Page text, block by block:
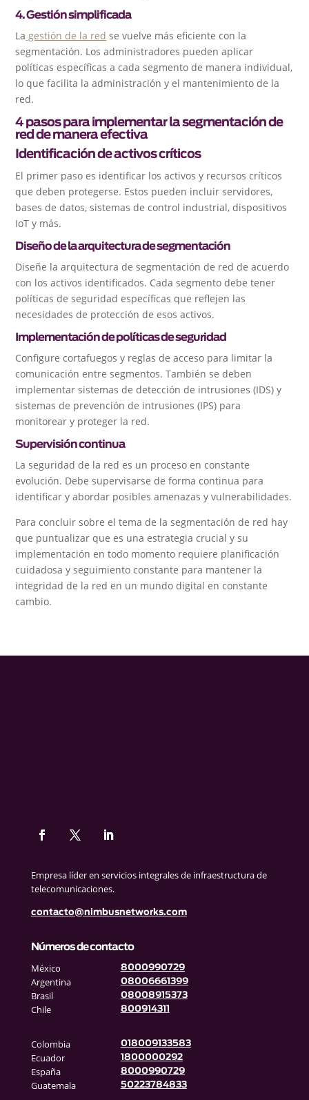
4. Gestión simplificada
La gestión de la red se vuelve más eficiente con la
segmentación. Los administradores pueden aplicar
políticas específicas a cada segmento de manera individual,
lo que facilita la administración y el mantenimiento de la
red.
4 pasos para implementar la segmentación de
red de manera efectiva
Identificación de activos críticos
El primer paso es identificar los activos y recursos críticos
que deben protegerse. Estos pueden incluir servidores,
bases de datos, sistemas de control industrial, dispositivos
IoT y más.
Diseño de la arquitectura de segmentación
Diseñe la arquitectura de segmentación de red de acuerdo
con los activos identificados. Cada segmento debe tener
políticas de seguridad específicas que reflejen las
necesidades de protección de esos activos.
Implementación de políticas de seguridad
Configure cortafuegos y reglas de acceso para limitar la
comunicación entre segmentos. También se deben
implementar sistemas de detección de intrusiones (IDS) y
sistemas de prevención de intrusiones (IPS) para
monitorear y proteger la red.
Supervisión continua
La seguridad de la red es un proceso en constante
evolución. Debe supervisarse de forma continua para
identificar y abordar posibles amenazas y vulnerabilidades.
Para concluir sobre el tema de la segmentación de red hay
que puntualizar que es una estrategia crucial y su
implementación en todo momento requiere planificación
cuidadosa y seguimiento constante para mantener la
integridad de la red en un mundo digital en constante
cambio.
Empresa líder en servicios integrales de infraestructura de
telecomunicaciones.
contacto@nimbusnetworks.com
Números de contacto
México 8000990729
Argentina 08006661399
Brasil 08008915373
Chile 800914311
Colombia 018009133583
Ecuador 1800000292
España 8000990729
Guatemala 50223784833